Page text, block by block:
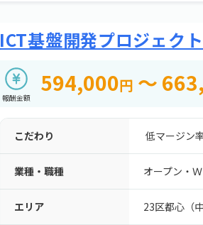
ICT基盤開発プロジェクト
報酬金額
594,000円 ～
こだわり 低マージン
業種・職種 オープン・
エリア 23区都心（